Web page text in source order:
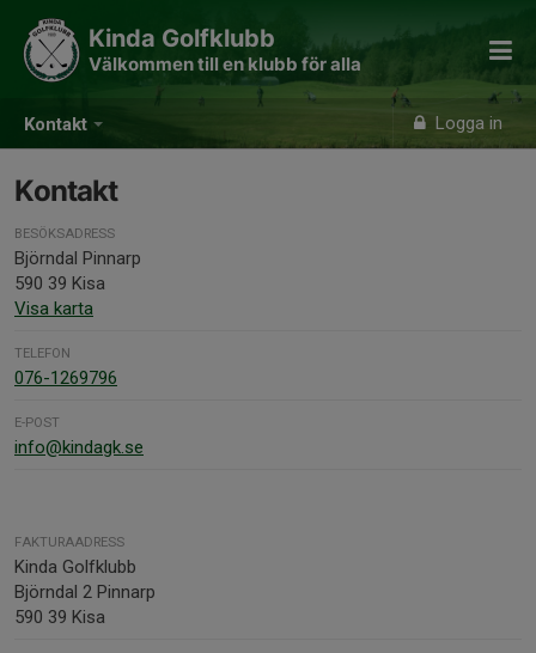
Kontakt Logga in
Kinda Golfklubb
Välkommen till en klubb för alla
Kontakt
BESÖKSADRESS
Björndal Pinnarp
590 39 Kisa
Visa karta
TELEFON
076-1269796
E-POST
info@kindagk.se
FAKTURAADRESS
Kinda Golfklubb
Björndal 2 Pinnarp
590 39 Kisa